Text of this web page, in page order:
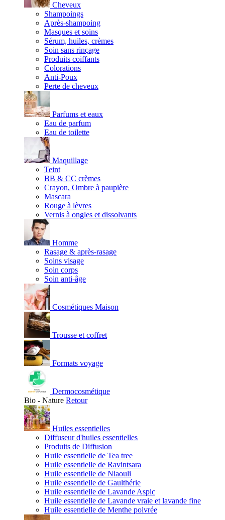
Cheveux
Shampoings
Après-shampoing
Masques et soins
Sérum, huiles, crèmes
Soin sans rinçage
Produits coiffants
Colorations
Anti-Poux
Perte de cheveux
Parfums et eaux
Eau de parfum
Eau de toilette
Maquillage
Teint
BB & CC crèmes
Crayon, Ombre à paupière
Mascara
Rouge à lèvres
Vernis à ongles et dissolvants
Homme
Rasage & après-rasage
Soins visage
Soin corps
Soin anti-âge
Cosmétiques Maison
Trousse et coffret
Formats voyage
Dermocosmétique
Bio - Nature Retour
Huiles essentielles
Diffuseur d'huiles essentielles
Produits de Diffusion
Huile essentielle de Tea tree
Huile essentielle de Ravintsara
Huile essentielle de Niaouli
Huile essentielle de Gaulthérie
Huile essentielle de Lavande Aspic
Huile essentielle de Lavande vraie et lavande fine
Huile essentielle de Menthe poivrée